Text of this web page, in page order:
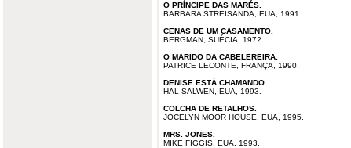
O PRÍNCIPE DAS MARÉS.
BARBARA STREISANDA, EUA, 1991.
CENAS DE UM CASAMENTO.
BERGMAN, SUÉCIA, 1972.
O MARIDO DA CABELEREIRA.
PATRICE LECONTE, FRANÇA, 1990.
DENISE ESTÁ CHAMANDO.
HAL SALWEN, EUA, 1993.
COLCHA DE RETALHOS.
JOCELYN MOOR HOUSE, EUA, 1995.
MRS. JONES.
MIKE FIGGIS, EUA, 1993.